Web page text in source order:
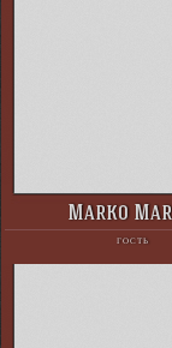
Marko
ГОСТЬ